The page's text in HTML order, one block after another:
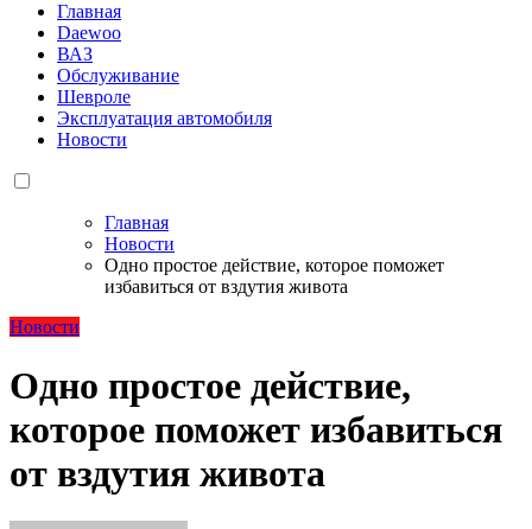
Главная
Daewoo
ВАЗ
Обслуживание
Шевроле
Эксплуатация автомобиля
Новости
Главная
Новости
Одно простое действие, которое поможет
избавиться от вздутия живота
Новости
Одно простое действие,
которое поможет избавиться
от вздутия живота